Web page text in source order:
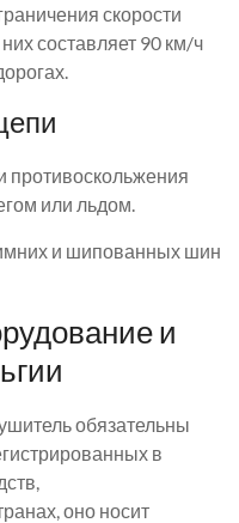
скорости
составляет 90 км/ч
противоскольжения
или льдом.
и шипованных шин
и
обязательны
в
оно носит